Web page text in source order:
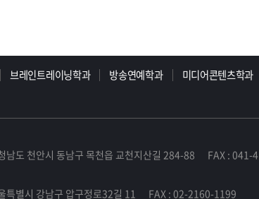
브레인트레이닝학과 방송연예학과 미디어콘텐츠학과
남도 천안시 동남구 목천읍 교천지산길 284-88 FAX : 041-
특별시 강남구 압구정로32길 11 FAX : 02-2160-1199